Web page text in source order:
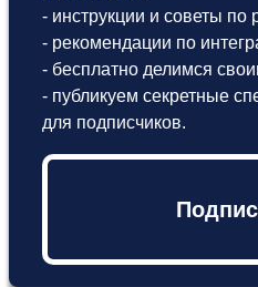
- инструкции и советы по
- рекомендации по
- бесплатно делимся
- публикуем секретные
для подписчиков.